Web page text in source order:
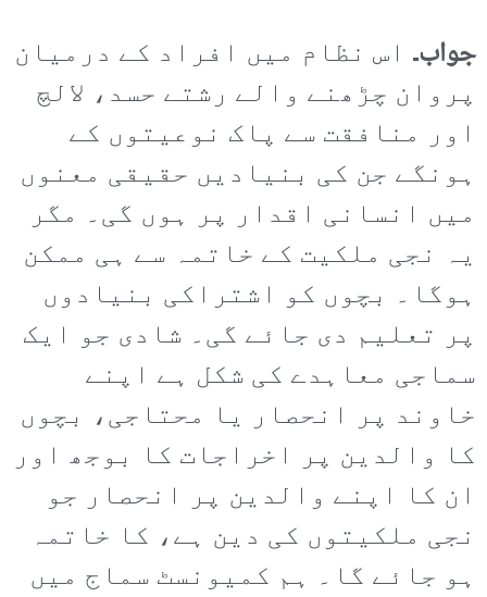
جواب۔ اس نظام میں افراد کے درمیان
پروان چڑھنے والے رشتے حسد، لالچ
اور منافقت سے پاک نوعیتوں کے
ہونگے جن کی بنیادیں حقیقی معنوں
میں انسانی اقدار پر ہوں گی۔ مگر
یہ نجی ملکیت کے خاتمہ سے ہی ممکن
ہوگا۔ بچوں کو اشتراکی بنیادوں
پر تعلیم دی جائے گی۔ شادی جو ایک
سماجی معاہدے کی شکل ہے اپنے
خاوند پر انحصار یا محتاجی، بچوں
کا والدین پر اخراجات کا بوجھ اور
ان کا اپنے والدین پر انحصار جو
نجی ملکیتوں کی دین ہے، کا خاتمہ
ہو جائے گا۔ ہم کمیونسٹ سماج میں